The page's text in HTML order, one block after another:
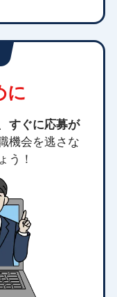
に
すぐに応募が
機会を逃さな
う！